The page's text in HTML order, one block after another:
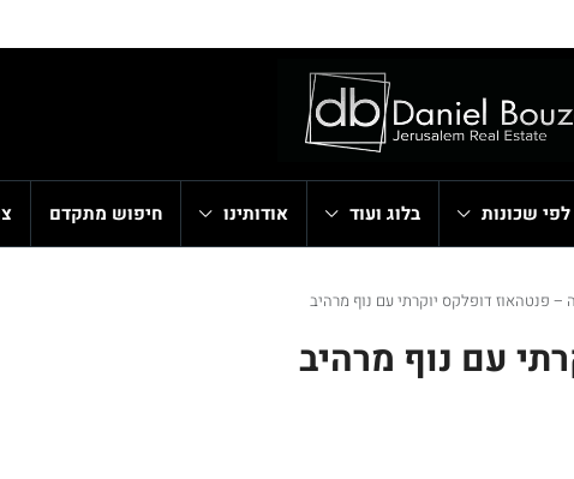
לפי שכונות בלוג ועוד אודותינו חיפוש מתקדם
– פנטהאוז דופלקס יוקרתי עם נוף מרהיב
עם נוף מרהיב